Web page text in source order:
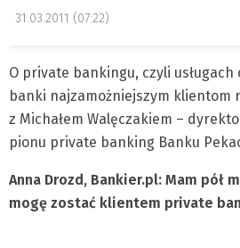
31.03.2011 (07:22)
O private bankingu, czyli
banki najzamożniejszym klientom
z Michałem Walęczakiem –
pionu private banking Banku
Anna Drozd, Bankier.pl: Mam pół
mogę zostać klientem private